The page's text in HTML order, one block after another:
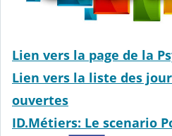
Lien vers la page de la
Lien vers la liste des
ouvertes
ID.Métiers: Le scenario